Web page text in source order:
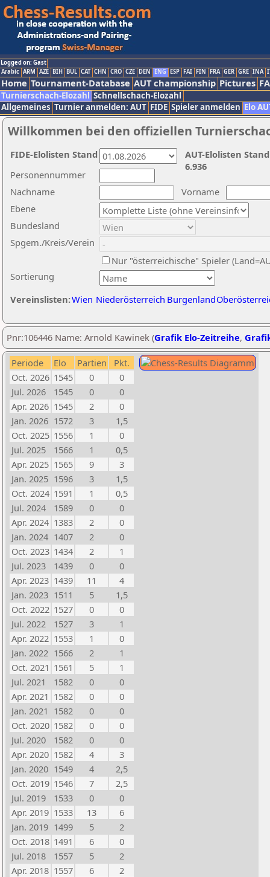
Logged on: Gast
Arabic ARM AZE BIH BUL CAT CHN CRO CZE DEN ENG ESP FAI FIN FRA GER GRE INA
Home Tournament-Database AUT championship Pictures
Turnierschach-Elozahl Schnellschach-Elozahl
Allgemeines Turnier anmelden: AUT FIDE Spieler anmelden Elo
Willkommen bei den offiziellen
Nachname
Vorname
Ebene
Sortierung
Personennummer
Bundesland
Spgem./Kreis/Verein
Nur "österreichische" Spieler
Vereinslisten:Wien Niederösterreich Burgenland
AUT-Elolisten
6.936
FIDE-Elolisten Stand
Pnr:106446 Name: Arnold Kawinek (Grafik Elo-Zeitreihe,
Periode Elo Partien
Pkt.
Oct. 2026 1545 0
0
Jul. 2026
1545 0
0
Apr. 2026 1545 2
0
Jan. 2026 1572 3
1,5
Oct. 2025 1556 1
0
Jul. 2025
1566 1
0,5
Apr. 2025 1565 9
3
Jan. 2025 1596 3
1,5
Oct. 2024 1591 1
0,5
Jul. 2024
1589 0
0
Apr. 2024 1383 2
0
Jan. 2024 1407 2
0
Oct. 2023 1434 2
1
Jul. 2023
1439 0
0
Apr. 2023 1439 11
4
Jan. 2023 1511 5
1,5
Oct. 2022 1527 0
0
Jul. 2022
1527 3
1
Apr. 2022 1553 1
0
Jan. 2022 1566 2
1
Oct. 2021 1561 5
1
Jul. 2021
1582 0
0
Apr. 2021 1582 0
0
Jan. 2021 1582 0
0
Oct. 2020 1582 0
0
Jul. 2020
1582 0
0
Apr. 2020 1582 4
3
Jan. 2020 1549 4
2,5
Oct. 2019 1546 7
2,5
Jul. 2019
1533 0
0
Apr. 2019 1533 13
6
Jan. 2019 1499 5
2
Oct. 2018 1491 6
0
Jul. 2018
1557 5
2
Apr. 2018 1557 6
2